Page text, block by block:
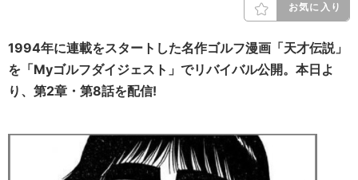
お気に入り
1994年に連載をスタートした名作ゴルフ漫画「天才伝説」
を「Myゴルフダイジェスト」でリバイバル公開。本日よ
り、第2章・第8話を配信!